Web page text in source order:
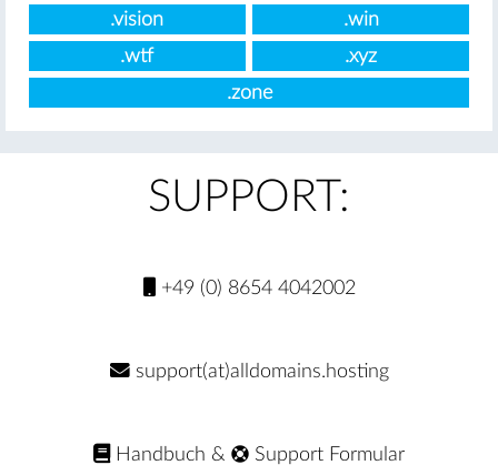
.vision
.win
.wtf
.xyz
.zone
SUPPORT:
+49 (0) 8654 4042002
support(at)alldomains.hosting
Handbuch & Support Formular